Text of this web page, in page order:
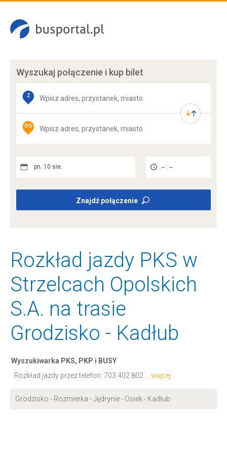
Wyszukaj połączenie i kup bilet
Z
DO
pn. 10 sie. -- : --
Znajdź połączenie
Rozkład jazdy PKS w
Strzelcach Opolskich
S.A. na trasie
Grodzisko - Kadłub
Wyszukiwarka PKS, PKP i BUSY
Rozkład jazdy przez telefon: 703 402 802 ... więcej
Grodzisko - Rozmierka - Jędrynie - Osiek - Kadłub